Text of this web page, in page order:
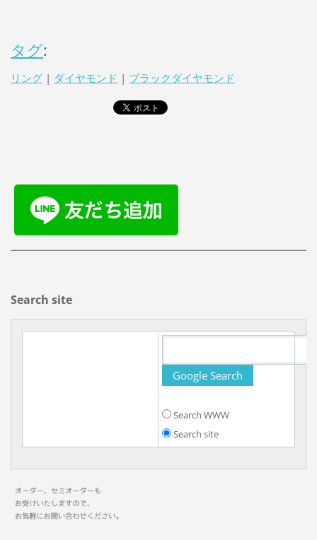
タグ:
リング | ダイヤモンド | ブラックダイヤモンド
Search site
Search WWW
Search site